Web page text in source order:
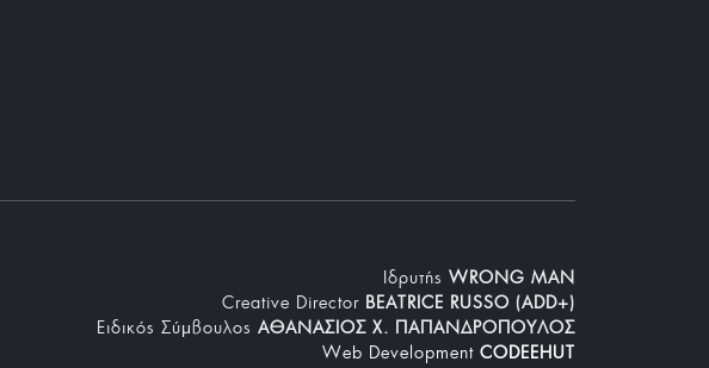
Iδρυτής WRONG MAN
Creative Director BEATRICE RUSSO (ADD+)
Ειδικός Σύμβουλος ΑΘΑΝΑΣΙΟΣ Χ. ΠΑΠΑΝΔΡΟΠΟΥΛΟΣ
Web Development CODEEHUT